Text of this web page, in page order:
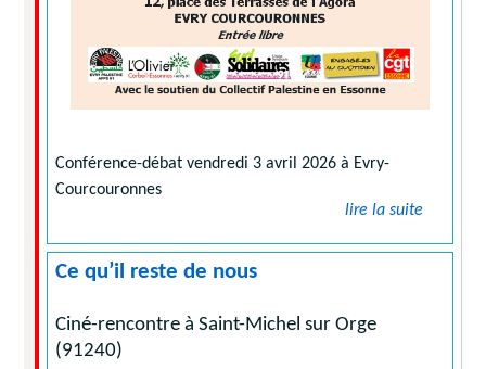
Conférence-débat vendredi 3 avril 2026 à Evry-
Courcouronnes
lire la suite
Ce qu’il reste de nous
Ciné-rencontre à Saint-Michel sur Orge
(91240)